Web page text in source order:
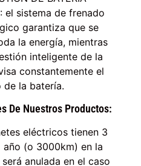
el sistema de frenado
garantiza que se
la energía, mientras
inteligente de la
constantemente el
de la batería.
De Nuestros Productos:
eléctricos tienen 3
año (o 3000km) en la
anulada en el caso